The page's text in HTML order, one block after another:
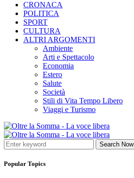
CRONACA
POLITICA
SPORT
CULTURA
ALTRI ARGOMENTI
Ambiente
Arti e Spettacolo
Economia
Estero
Salute
Società
Stili di Vita Tempo Libero
Viaggi e Turismo
Search Now
Popular Topics